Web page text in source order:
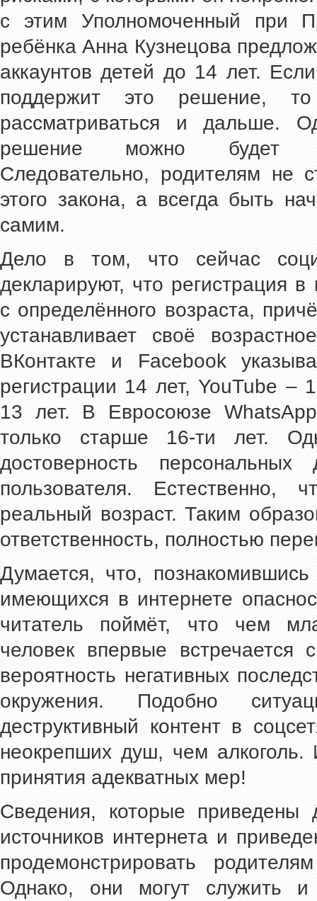
с этим Уполномоченный при
ребёнка Анна Кузнецова
аккаунтов детей до 14 лет.
поддержит это решение,
рассматриваться и дальше.
решение можно будет
Следовательно, родителям не
этого закона, а всегда быть
самим.
Дело в том, что сейчас
декларируют, что регистрация в
с определённого возраста,
устанавливает своё
ВКонтакте и Facebook
регистрации 14 лет, YouTube –
13 лет. В Евросоюзе
только старше 16-ти лет.
достоверность
пользователя.
реальный возраст. Таким
ответственность, полностью
Думается, что,
имеющихся в интернете
читатель поймёт, что чем
человек впервые
вероятность негативных
окружения. Подобно
деструктивный контент в
неокрепших душ, чем алкоголь.
принятия адекватных мер!
Сведения, которые приведены
источников интернета и
продемонстрировать
Однако, они могут служить